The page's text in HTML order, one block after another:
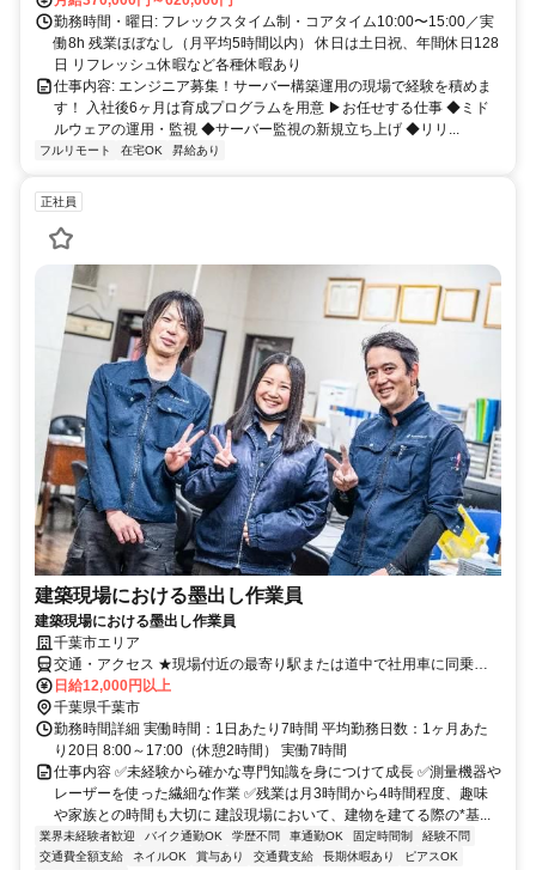
勤務時間・曜日: フレックスタイム制・コアタイム10:00〜15:00／実
働8h 残業ほぼなし（月平均5時間以内） 休日は土日祝、年間休日128
日 リフレッシュ休暇など各種休暇あり
仕事内容: エンジニア募集！サーバー構築運用の現場で経験を積めま
す！ 入社後6ヶ月は育成プログラムを用意 ▶お任せする仕事 ◆ミド
ルウェアの運用・監視 ◆サーバー監視の新規立ち上げ ◆リリ...
フルリモート 在宅OK 昇給あり
正社員
建築現場における墨出し作業員
建築現場における墨出し作業員
千葉市エリア
交通・アクセス ★現場付近の最寄り駅または道中で社用車に同乗す
る形となります。
日給12,000円以上
千葉県千葉市
勤務時間詳細 実働時間：1日あたり7時間 平均勤務日数：1ヶ月あた
り20日 8:00～17:00（休憩2時間） 実働7時間
仕事内容 ✅️未経験から確かな専門知識を身につけて成長 ✅️測量機器や
レーザーを使った繊細な作業 ✅️残業は月3時間から4時間程度、趣味
や家族との時間も大切に 建設現場において、建物を建てる際の*基...
業界未経験者歓迎 バイク通勤OK 学歴不問 車通勤OK 固定時間制
経験不問
交通費全額支給
ネイルOK 賞与あり 交通費支給 長期休暇あり
ピアスOK